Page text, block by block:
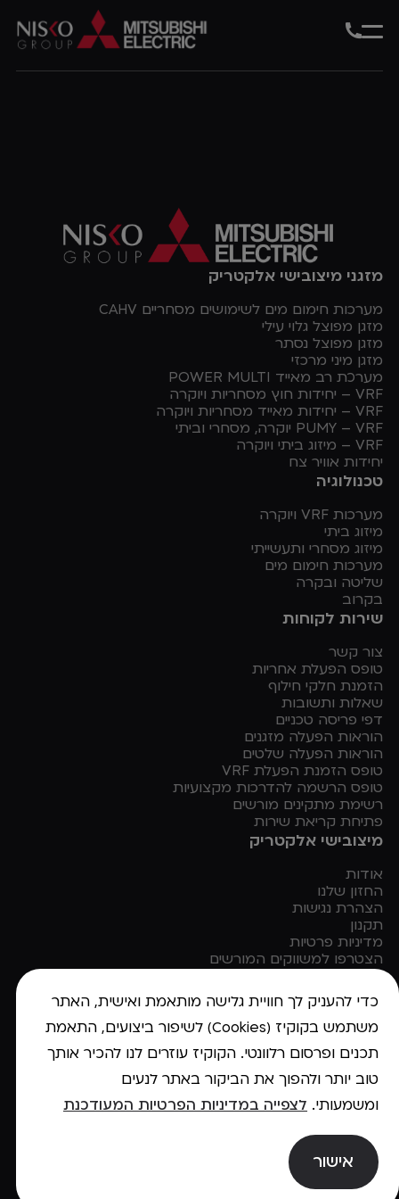
מזגני מיצובישי אלקטריק
מערכות חימום מים לשימושים מסחריים CAHV
מזגן מפוצל גלוי עילי
מזגן מפוצל נסתר
מזגן מיני מרכזי
מערכת רב מאייד POWER MULTI
VRF – יחידות חוץ מסחריות ויוקרה
VRF – יחידות מאייד מסחריות ויוקרה
PUMY – VRF יוקרה, מסחרי וביתי
VRF – מיזוג ביתי ויוקרה
יחידות אוויר צח
טכנולוגיה
מערכות VRF ויוקרה
מיזוג ביתי
מיזוג מסחרי ותעשייתי
מערכות חימום מים
שליטה ובקרה
בקרוב
שירות לקוחות
צור קשר
טופס הפעלת אחריות
הזמנת חלקי חילוף
שאלות ותשובות
דפי פריסה טכניים
הוראות הפעלה מזגנים
הוראות הפעלה שלטים
טופס הזמנת הפעלת VRF
טופס הרשמה להדרכות מקצועיות
רשימת מתקינים מורשים
פתיחת קריאת שירות
מיצובישי אלקטריק
אודות
החזון שלנו
הצהרת נגישות
תקנון
מדיניות פרטיות
הצטרפו למשווקים המורשים
מבצע 2026 למשווקים מורשים
כדי להעניק לך חוויית גלישה מותאמת ואישית, האתר
משתמש בקוקיז (Cookies) לשיפור ביצועים, התאמת
תכנים ופרסום רלוונטי. הקוקיז עוזרים לנו להכיר אותך
טוב יותר ולהפוך את הביקור באתר לנעים
ומשמעותי. לצפייה במדיניות הפרטיות המעודכנת
אישור